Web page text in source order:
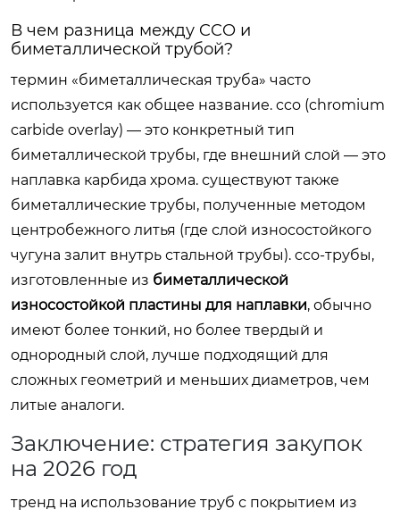
В чем разница между CCO и
биметаллической трубой?
термин «биметаллическая труба» часто
используется как общее название. cco (chromium
carbide overlay) — это конкретный тип
биметаллической трубы, где внешний слой — это
наплавка карбида хрома. существуют также
биметаллические трубы, полученные методом
центробежного литья (где слой износостойкого
чугуна залит внутрь стальной трубы). cco-трубы,
изготовленные из биметаллической
износостойкой пластины для наплавки, обычно
имеют более тонкий, но более твердый и
однородный слой, лучше подходящий для
сложных геометрий и меньших диаметров, чем
литые аналоги.
Заключение: стратегия закупок
на 2026 год
тренд на использование труб с покрытием из